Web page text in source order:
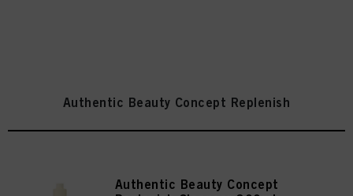
Authentic Beauty Concept Replenish
Authentic Beauty Concept